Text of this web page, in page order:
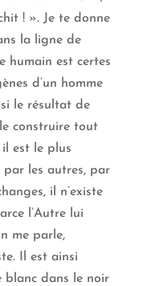
! ». Je te donne
la ligne de
humain est certes
d’un homme
le résultat de
construire tout
est le plus
par les autres, par
il n’existe
l’Autre lui
me parle,
Il est ainsi
blanc dans le noir